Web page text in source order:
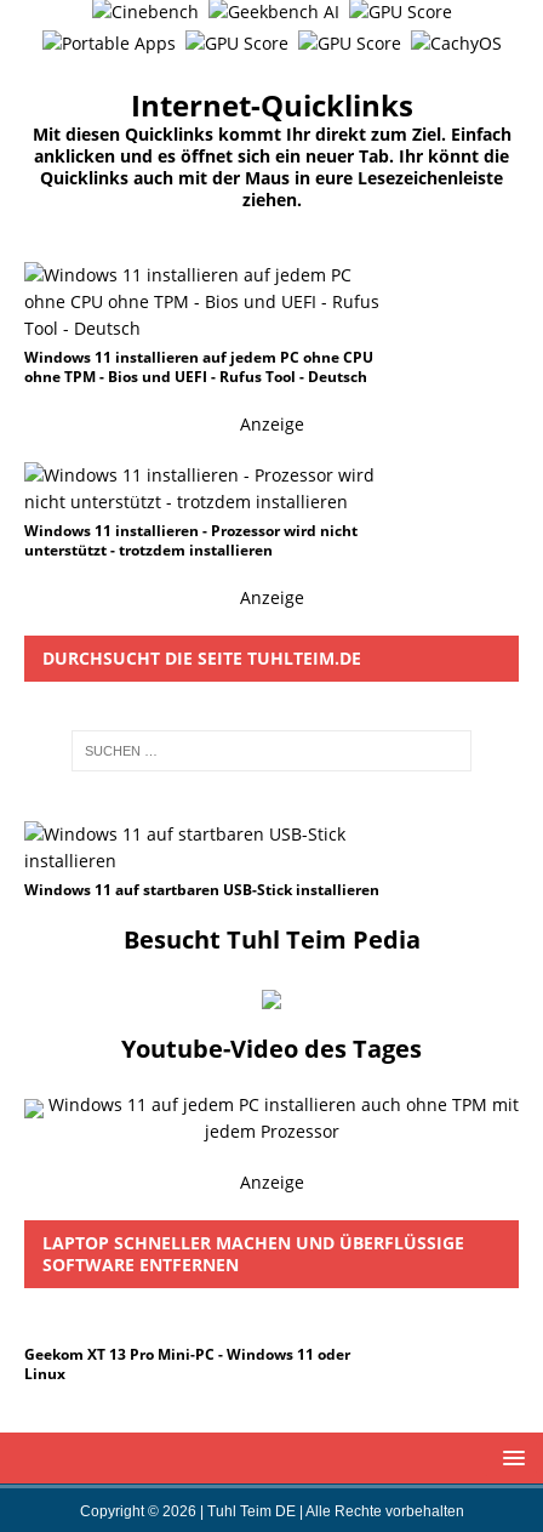
Internet-Quicklinks
Mit diesen Quicklinks kommt Ihr direkt zum Ziel. Einfach
anklicken und es öffnet sich ein neuer Tab. Ihr könnt die
Quicklinks auch mit der Maus in eure Lesezeichenleiste
ziehen.
Windows 11 installieren auf jedem PC ohne CPU
ohne TPM - Bios und UEFI - Rufus Tool - Deutsch
Anzeige
Windows 11 installieren - Prozessor wird nicht
unterstützt - trotzdem installieren
Anzeige
DURCHSUCHT DIE SEITE TUHLTEIM.DE
Windows 11 auf startbaren USB-Stick installieren
Besucht Tuhl Teim Pedia
Youtube-Video des Tages
Windows 11 auf jedem PC installieren auch ohne TPM mit
jedem Prozessor
Anzeige
LAPTOP SCHNELLER MACHEN UND ÜBERFLÜSSIGE
SOFTWARE ENTFERNEN
Geekom XT 13 Pro Mini-PC - Windows 11 oder
Linux
Copyright © 2026 | Tuhl Teim DE | Alle Rechte vorbehalten